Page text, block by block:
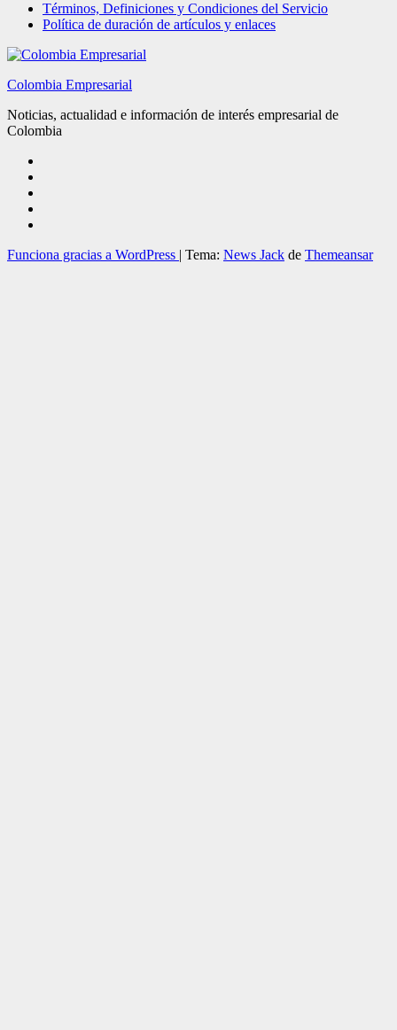
Términos, Definiciones y Condiciones del Servicio
Política de duración de artículos y enlaces
Colombia Empresarial
Noticias, actualidad e información de interés empresarial de
Colombia
Funciona gracias a WordPress | Tema: News Jack de Themeansar